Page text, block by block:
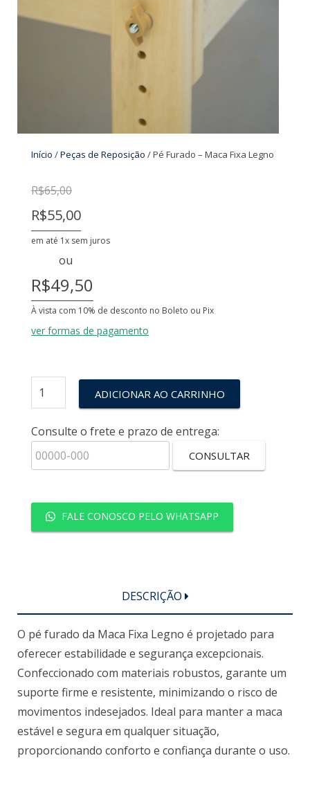
Início /Peças de Reposição / Pé Furado – Maca Fixa Legno
R$65,00
R$55,00
em até 1x sem juros
ou
R$49,50
À vista com 10% de desconto no Boleto ou Pix
ver formas de pagamento
ADICIONAR AO CARRINHO
Consulte o frete e prazo de entrega:
CONSULTAR
FALE CONOSCO PELO WHATSAPP
DESCRIÇÃO
O pé furado da Maca Fixa Legno é projetado para
oferecer estabilidade e segurança excepcionais.
Confeccionado com materiais robustos, garante um
suporte firme e resistente, minimizando o risco de
movimentos indesejados. Ideal para manter a maca
estável e segura em qualquer situação,
proporcionando conforto e confiança durante o uso.